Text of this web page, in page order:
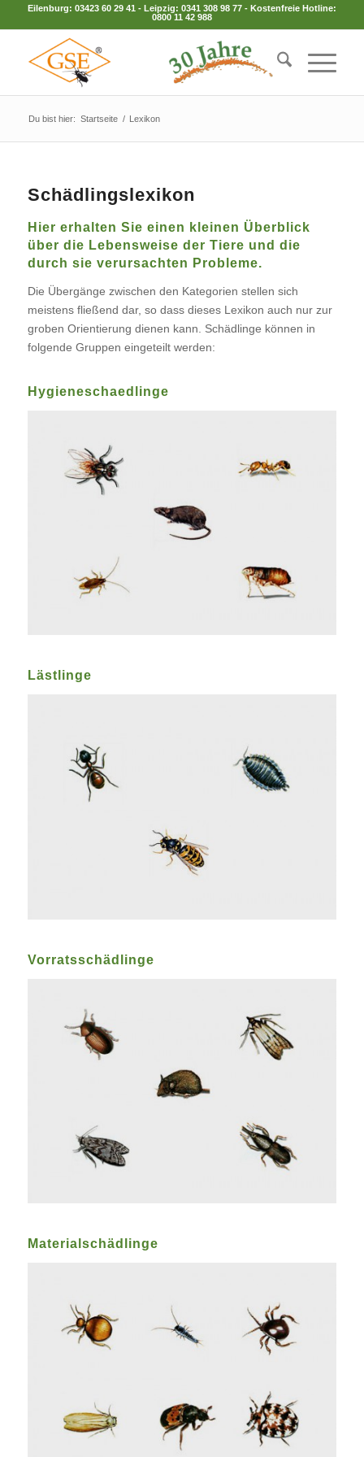
Eilenburg: 03423 60 29 41 - Leipzig: 0341 308 98 77- Kostenfreie Hotline:
0800 11 42 988
Du bist hier: Startseite / Lexikon
Schädlingslexikon
Hier erhalten Sie einen kleinen Überblick
über die Lebensweise der Tiere und die
durch sie verursachten Probleme.
Die Übergänge zwischen den Kategorien stellen sich
meistens fließend dar, so dass dieses Lexikon auch nur zur
groben Orientierung dienen kann. Schädlinge können in
folgende Gruppen eingeteilt werden:
Hygieneschaedlinge
Lästlinge
Vorratsschädlinge
Materialschädlinge